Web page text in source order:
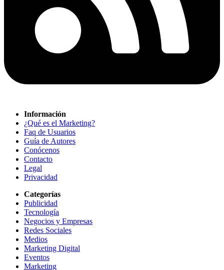
Información
¿Qué es el Marketing?
Faq de Usuarios
Guía de Autores
Conócenos
Contacto
Legal
Privacidad
Categorías
Publicidad
Tecnología
Negocios y Empresas
Redes Sociales
Medios
Marketing Digital
Eventos
Marketing